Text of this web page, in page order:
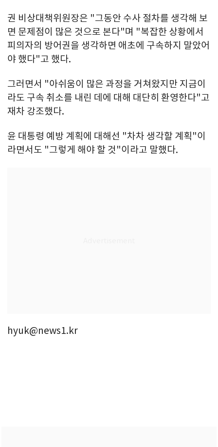
권 비상대책위원장은 "그동안 수사 절차를 생각해 보
면 문제점이 많은 것으로 본다"며 "복잡한 상황에서
피의자의 방어권을 생각하면 애초에 구속하지 말았어
야 했다"고 했다.
그러면서 "아쉬움이 많은 과정을 거쳐왔지만 지금이
라도 구속 취소를 내린 데에 대해 대단히 환영한다"고
재차 강조했다.
윤 대통령 예방 계획에 대해선 "차차 생각할 계획"이
라면서도 "그렇게 해야 할 것"이라고 말했다.
hyuk@news1.kr